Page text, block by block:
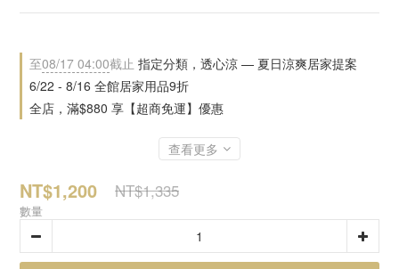
至08/17 04:00截止 指定分類，透心涼 — 夏日涼爽居家提案
6/22 - 8/16 全館居家用品9折
全店，滿$880 享【超商免運】優惠
查看更多
NT$1,200 NT$1,335
數量